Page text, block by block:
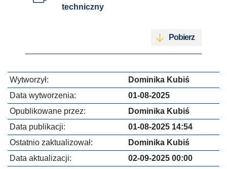
techniczny
Pobierz
Wytworzył:
Dominika Kubiś
Data wytworzenia:
01-08-2025
Opublikowane przez:
Dominika Kubiś
Data publikacji:
01-08-2025 14:54
Ostatnio zaktualizował:
Dominika Kubiś
Data aktualizacji:
02-09-2025 00:00